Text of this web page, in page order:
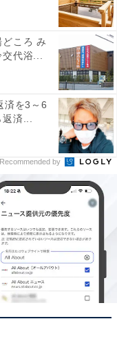
どころ み
代浴...
済を3～6
済...
Recommended by